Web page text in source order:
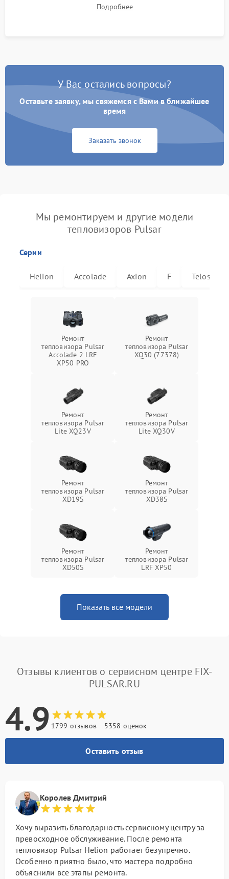
автономности работы и итоговый контроль качества.
Подробнее
У Вас остались вопросы?
Оставьте заявку, мы свяжемся с Вами в ближайшее
время
Заказать звонок
Мы ремонтируем и другие модели
тепловизоров Pulsar
Серии
Helion Accolade Axion F Telos
Ремонт
тепловизора Pulsar
Accolade 2 LRF
XP50 PRO
Ремонт
тепловизора Pulsar
XQ30 (77378)
Ремонт
тепловизора Pulsar
Lite XQ23V
Ремонт
тепловизора Pulsar
Lite XQ30V
Ремонт
тепловизора Pulsar
XD19S
Ремонт
тепловизора Pulsar
XD38S
Ремонт
тепловизора Pulsar
XD50S
Ремонт
тепловизора Pulsar
LRF XP50
Показать все модели
Отзывы клиентов о сервисном центре FIX-
PULSAR.RU
4.9 1799 отзывов 5358 оценок
Оставить отзыв
Королев Дмитрий
Хочу выразить благодарность сервисному центру за
превосходное обслуживание. После ремонта
тепловизор Pulsar Helion работает безупречно.
Особенно приятно было, что мастера подробно
объяснили все этапы ремонта.